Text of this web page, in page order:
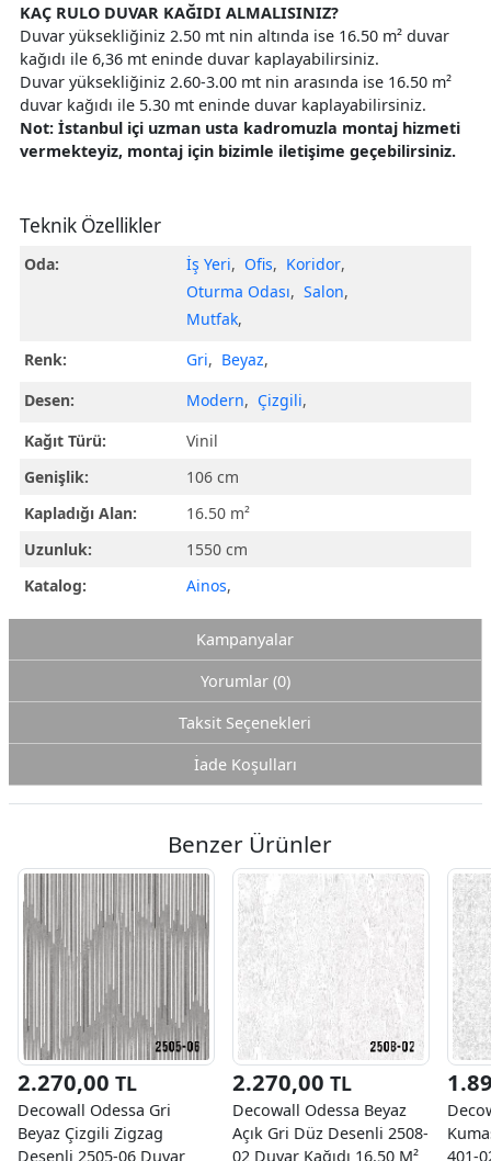
KAÇ RULO DUVAR KAĞIDI ALMALISINIZ?
Duvar yüksekliğiniz 2.50 mt nin altında ise 16.50 m² duvar
kağıdı ile 6,36 mt eninde duvar kaplayabilirsiniz.
Duvar yüksekliğiniz 2.60-3.00 mt nin arasında ise 16.50 m²
duvar kağıdı ile 5.30 mt eninde duvar kaplayabilirsiniz.
Not: İstanbul içi uzman usta kadromuzla montaj hizmeti
vermekteyiz, montaj için bizimle iletişime geçebilirsiniz.
Teknik Özellikler
Oda: İş Yeri, Ofis, Koridor,
Oturma Odası, Salon,
Mutfak,
Renk:
Gri, Beyaz,
Desen:
Modern, Çizgili,
Kağıt Türü:
Vinil
Genişlik:
106 cm
Kapladığı Alan:
16.50 m²
Uzunluk:
1550 cm
Katalog:
Ainos,
Kampanyalar
Yorumlar (0)
Taksit Seçenekleri
İade Koşulları
Benzer Ürünler
2.270,00 TL
Decowall Odessa Gri
Beyaz Çizgili Zigzag
Desenli 2505-06 Duvar
2.270,00 TL
Decowall Odessa Beyaz
Açık Gri Düz Desenli 2508-
02 Duvar Kağıdı 16.50 M²
401-